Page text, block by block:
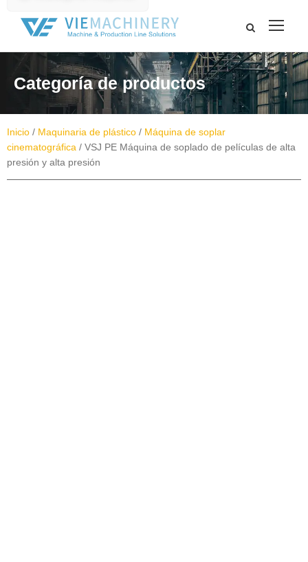
Categoría de productos
Inicio / Maquinaria de plástico / Máquina de soplar
cinematográfica / VSJ PE Máquina de soplado de películas de alta
presión y alta presión